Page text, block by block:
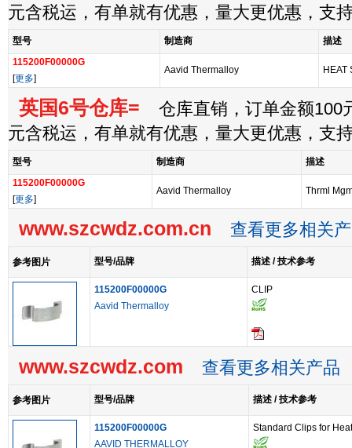
元含税运，有单就有优惠，量大更优惠，支
型号 制造商
描述
115200F00000G
[更多]
Aavid Thermalloy HEAT
英国6号仓库= 仓库直销，订单金额100
元含税运，有单就有优惠，量大更优惠，支
型号 制造商
描述
115200F00000G
[更多]
Aavid Thermalloy Thrml
www.szcwdz.com.cn 查看更多相关
参考图片 型号/品牌 描述 / 技术参考
115200F00000G
Aavid Thermalloy
CLIP
www.szcwdz.com 查看更多相关产品
参考图片 型号/品牌 描述 / 技术参考
115200F00000G
AAVID THERMALLOY
Standard Clips for